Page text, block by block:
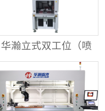
华瀚立式双工位（喷
射锡膏）激光焊锡机